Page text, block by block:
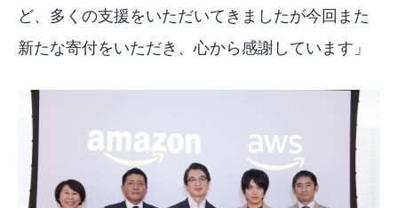
ど、多くの支援をいただいてきましたが今回また
新たな寄付をいただき、心から感謝しています」